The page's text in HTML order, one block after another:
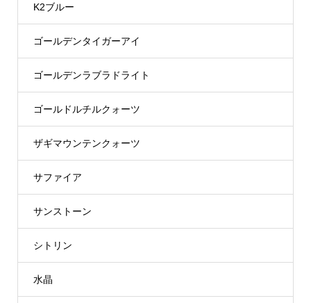
K2ブルー
ゴールデンタイガーアイ
ゴールデンラブラドライト
ゴールドルチルクォーツ
ザギマウンテンクォーツ
サファイア
サンストーン
シトリン
水晶